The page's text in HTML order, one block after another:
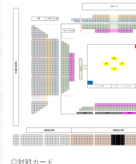
◎対戦カード